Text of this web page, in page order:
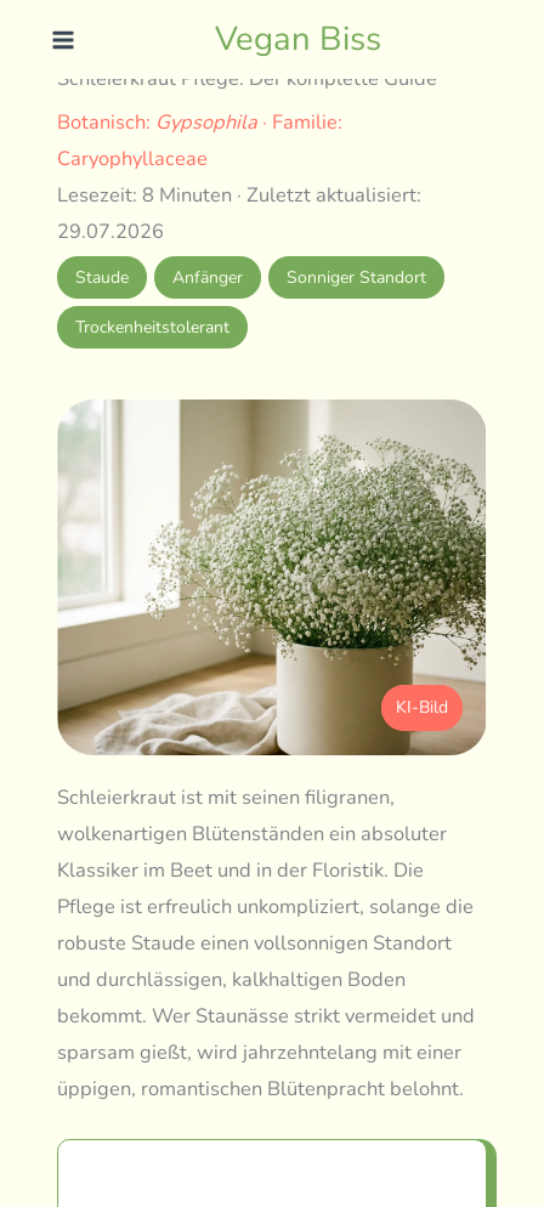
content
Vegan Biss
Schleierkraut Pflege: Der komplette Guide
Botanisch: Gypsophila · Familie:
Caryophyllaceae
Lesezeit: 8 Minuten · Zuletzt aktualisiert:
29.07.2026
Staude Anfänger Sonniger Standort
Trockenheitstolerant
KI-Bild
Schleierkraut ist mit seinen filigranen,
wolkenartigen Blütenständen ein absoluter
Klassiker im Beet und in der Floristik. Die
Pflege ist erfreulich unkompliziert, solange die
robuste Staude einen vollsonnigen Standort
und durchlässigen, kalkhaltigen Boden
bekommt. Wer Staunässe strikt vermeidet und
sparsam gießt, wird jahrzehntelang mit einer
üppigen, romantischen Blütenpracht belohnt.